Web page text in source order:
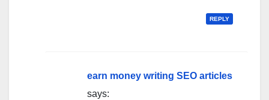
REPLY
earn money writing SEO articles
says: